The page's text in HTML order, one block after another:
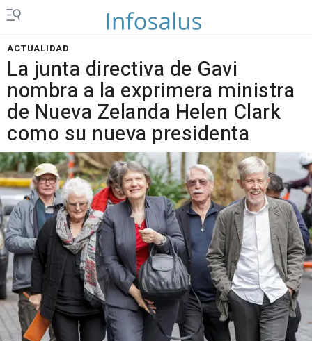
ACTUALIDAD
La junta directiva de Gavi
nombra a la exprimera ministra
de Nueva Zelanda Helen Clark
como su nueva presidenta